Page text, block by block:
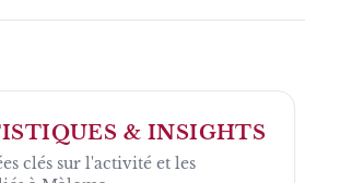
& INSIGHTS
clés sur l'activité et les